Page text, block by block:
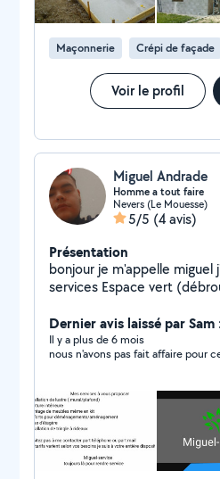
Maçonnerie Crépi de façade
Voir le profil
Miguel Andrade
Homme a tout faire
Nevers (Le Mouesse)
5/5 (4 avis)
Présentation
bonjour je m'appelle miguel j'ai 19
services Espace vert (débroussaillage,tonte, jardinage)
ect... Si besoin venez me
vos questions Mets tarif son raisonnable Je suis a votre
entière disposition
Dernier avis laissé par
Il y a plus de 6 mois
nous n'avons pas fait affaire pour